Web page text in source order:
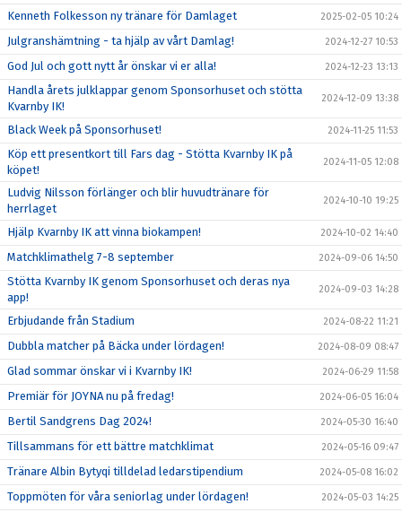
Kenneth Folkesson ny tränare för Damlaget 2025-02-05 10:24
Julgranshämtning - ta hjälp av vårt Damlag! 2024-12-27 10:53
God Jul och gott nytt år önskar vi er alla! 2024-12-23 13:13
Handla årets julklappar genom Sponsorhuset och stötta
Kvarnby IK!
2024-12-09 13:38
Black Week på Sponsorhuset! 2024-11-25 11:53
Köp ett presentkort till Fars dag - Stötta Kvarnby IK på
köpet!
2024-11-05 12:08
Ludvig Nilsson förlänger och blir huvudtränare för
herrlaget
2024-10-10 19:25
Hjälp Kvarnby IK att vinna biokampen! 2024-10-02 14:40
Matchklimathelg 7-8 september 2024-09-06 14:50
Stötta Kvarnby IK genom Sponsorhuset och deras nya
app!
2024-09-03 14:28
Erbjudande från Stadium 2024-08-22 11:21
Dubbla matcher på Bäcka under lördagen! 2024-08-09 08:47
Glad sommar önskar vi i Kvarnby IK! 2024-06-29 11:58
Premiär för JOYNA nu på fredag! 2024-06-05 16:04
Bertil Sandgrens Dag 2024! 2024-05-30 16:40
Tillsammans för ett bättre matchklimat 2024-05-16 09:47
Tränare Albin Bytyqi tilldelad ledarstipendium 2024-05-08 16:02
Toppmöten för våra seniorlag under lördagen! 2024-05-03 14:25